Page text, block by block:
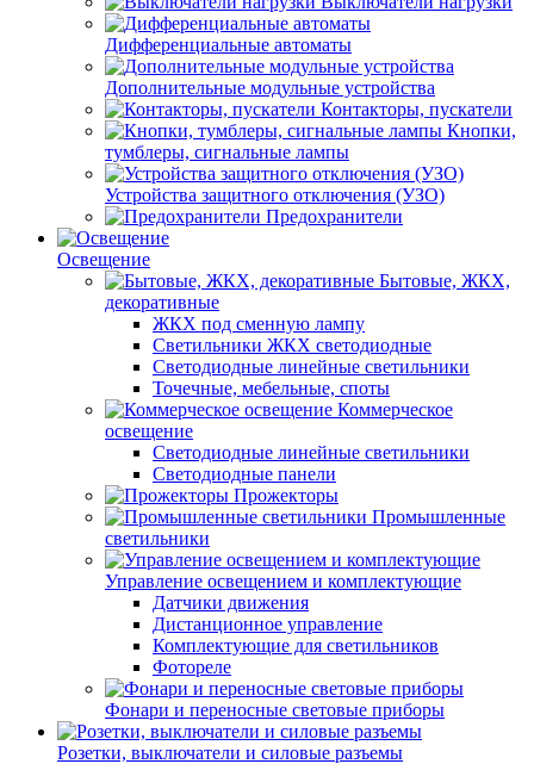
Дифференциальные автоматы
Дополнительные модульные устройства
Контакторы, пускатели
Кнопки,
тумблеры, сигнальные лампы
Устройства защитного отключения (УЗО)
Предохранители
Освещение
Бытовые, ЖКХ,
декоративные
ЖКХ под сменную лампу
Светильники ЖКХ светодиодные
Светодиодные линейные светильники
Точечные, мебельные, споты
Коммерческое
освещение
Светодиодные линейные светильники
Светодиодные панели
Прожекторы
Промышленные
светильники
Управление освещением и комплектующие
Датчики движения
Дистанционное управление
Комплектующие для светильников
Фотореле
Фонари и переносные световые приборы
Розетки, выключатели и силовые разъемы